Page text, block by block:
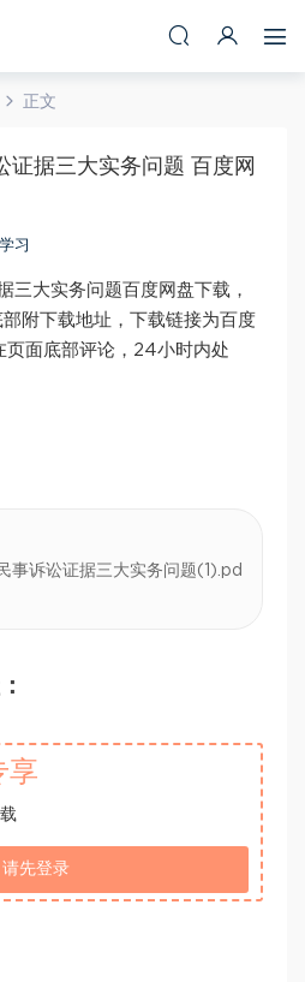
正文
证据三大实务问题 百度网
习
三大实务问题百度网盘下载，
附下载地址，下载链接为百度
页面底部评论，24小时内处
事诉讼证据三大实务问题(1).pd
享
请先登录